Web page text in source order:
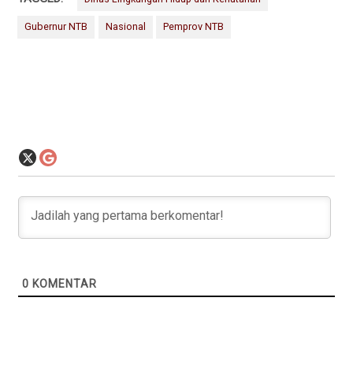
Gubernur NTB Nasional Pemprov NTB
0 KOMENTAR